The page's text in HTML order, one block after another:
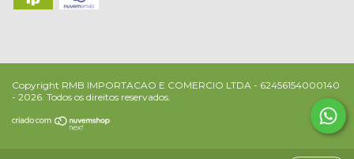
Copyright RMB IMPORTACAO E COMERCIO LTDA - 62456154000140
- 2026. Todos os direitos reservados.